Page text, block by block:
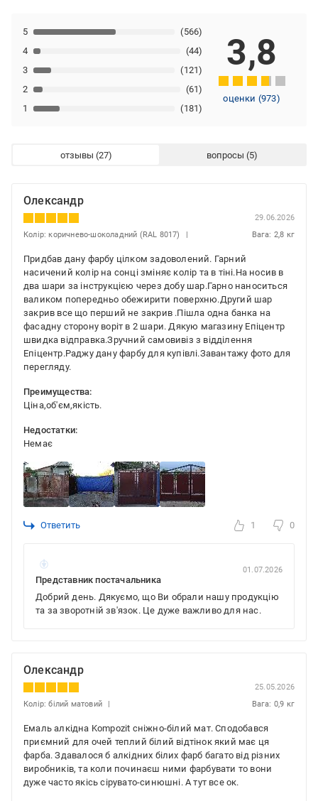
1 (181)
2 (61)
3 (121)
4 (44)
5 (566)
3,8
оценки (973)
отзывы вопросы
Олександр
29.06.2026
Колір: коричнево-шоколадний (RAL 8017)
Вага: 2,8 кг
Придбав дану фарбу цілком задоволений. Гарний
насичений колір на сонці зміняє колір та в тіні.На носив в
два шари за інструкцією через добу шар.Гарно наноситься
валиком попередньо обежирити поверхню.Другий шар
закрив все що перший не закрив .Пішла одна банка на
фасадну сторону воріт в 2 шари. Дякую магазину Епіцентр
швидка відправка.Зручний самовивіз з відділення
Епіцентр.Раджу дану фарбу для купівлі.Завантажу фото для
перегляду.
Преимущества:
Ціна,об'єм,якість.
Недостатки:
Немає
Ответить 1 0
Представник постачальника
01.07.2026
Добрий день. Дякуємо, що Ви обрали нашу продукцію
та за зворотній зв'язок. Це дуже важливо для нас.
Олександр
25.05.2026
Колір: білий матовий
Вага: 0,9 кг
Емаль алкідна Kompozit сніжно-білий мат. Сподобався
приємний для очей теплий білий відтінок який має ця
фарба. Здавалося б алкідних білих фарб багато від різних
виробників, та коли починаєш ними фарбувати то вони
дуже часто якісь сірувато-синюшні. А тут все ок.